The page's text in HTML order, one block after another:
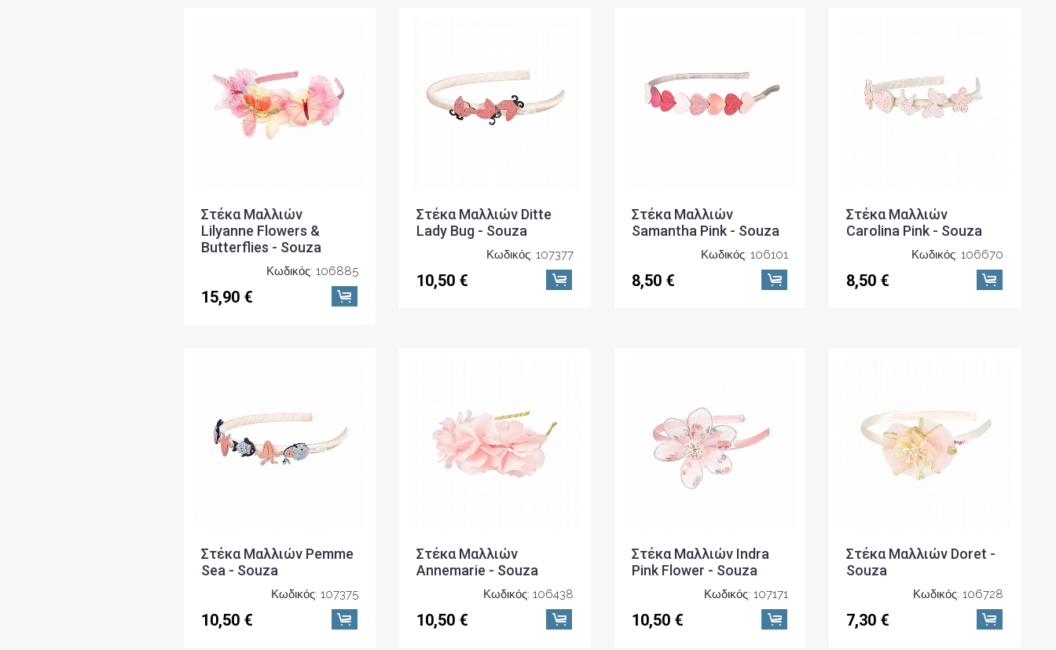
Στέκα Μαλλιών
Lilyanne Flowers &
Butterflies - Souza
Κωδικός: 106885
15,90 €
Στέκα Μαλλιών Ditte
Lady Bug - Souza
Κωδικός: 107377
10,50 €
Στέκα Μαλλιών
Samantha Pink - Souza
Κωδικός: 106101
8,50 €
Στέκα Μαλλιών
Carolina Pink - Souza
Κωδικός: 106670
8,50 €
Στέκα Μαλλιών Pemme
Sea - Souza
Κωδικός: 107375
10,50 €
Στέκα Μαλλιών
Annemarie - Souza
Κωδικός: 106438
10,50 €
Στέκα Μαλλιών Indra
Pink Flower - Souza
Κωδικός: 107171
10,50 €
Στέκα Μαλλιών Doret -
Souza
Κωδικός: 106728
7,30 €